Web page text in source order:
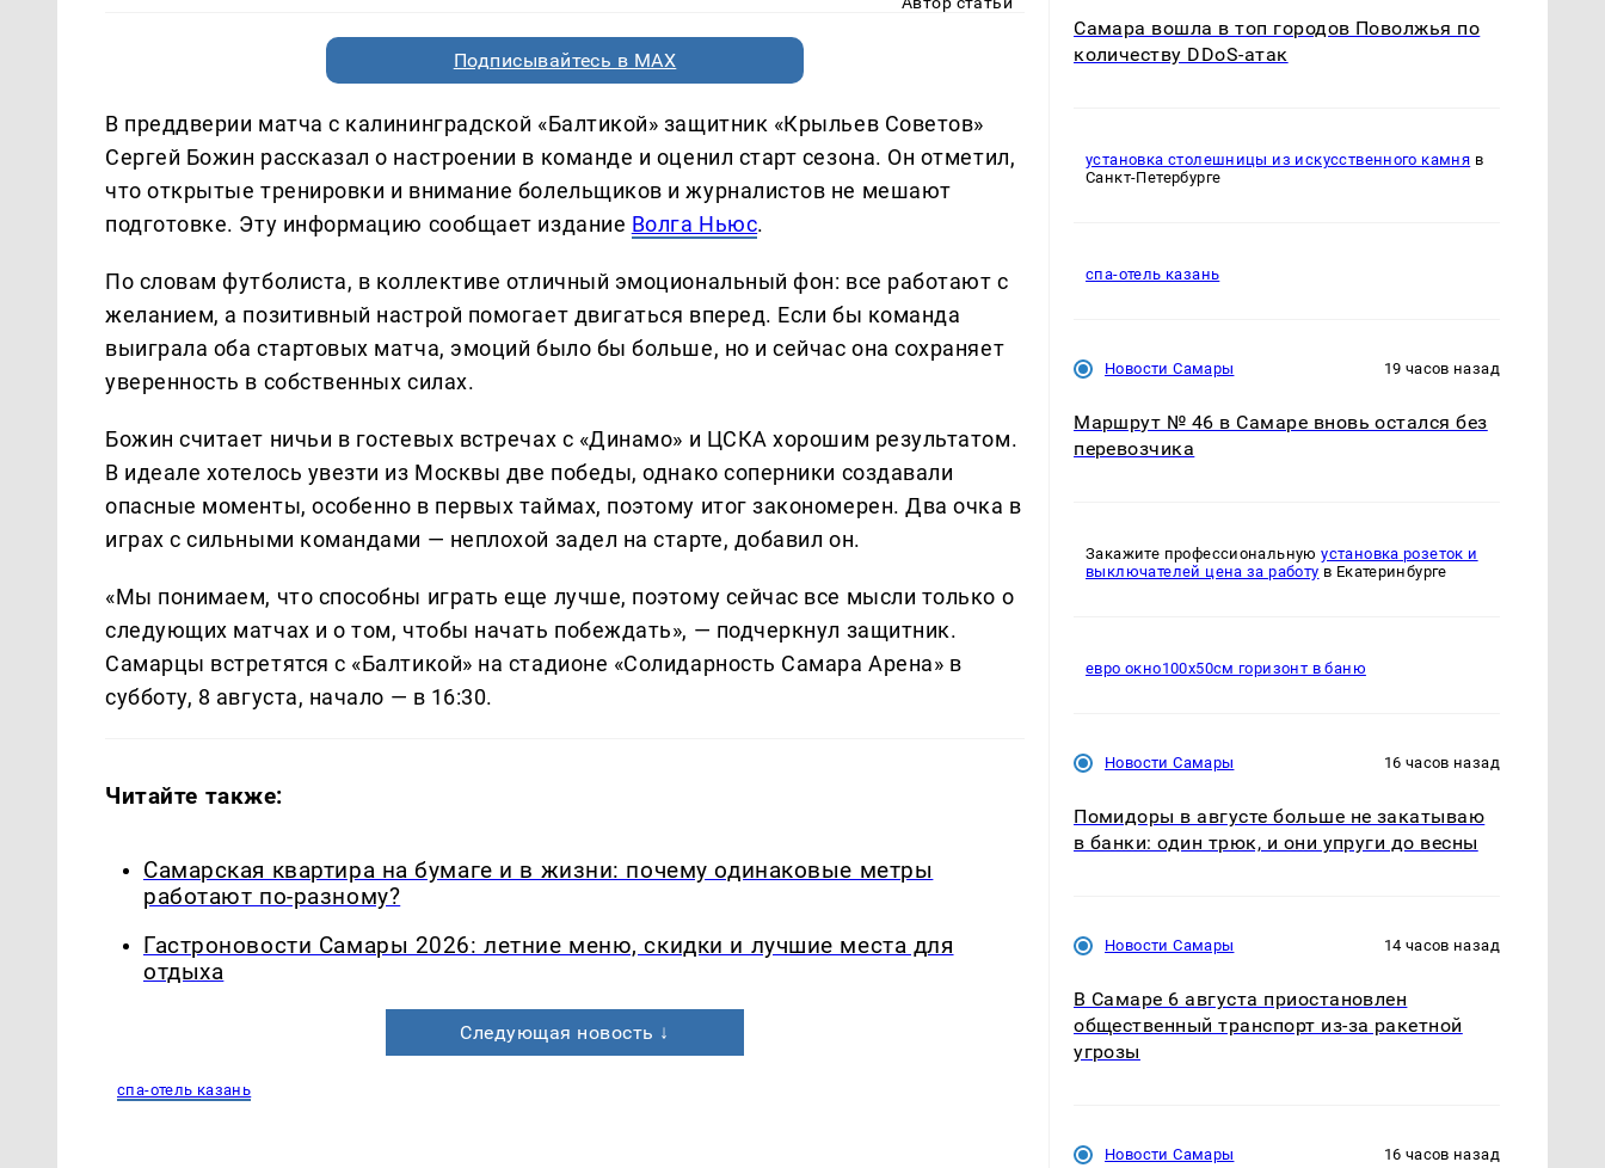
Подписывайтесь в MAX
В преддверии матча с калининградской «Балтикой» защитник «Крыльев Советов»
Сергей Божин рассказал о настроении в команде и оценил старт сезона. Он отметил,
что открытые тренировки и внимание болельщиков и журналистов не мешают
подготовке. Эту информацию сообщает издание Волга Ньюс.
По словам футболиста, в коллективе отличный эмоциональный фон: все работают с
желанием, а позитивный настрой помогает двигаться вперед. Если бы команда
выиграла оба стартовых матча, эмоций было бы больше, но и сейчас она сохраняет
уверенность в собственных силах.
Божин считает ничьи в гостевых встречах с «Динамо» и ЦСКА хорошим результатом.
В идеале хотелось увезти из Москвы две победы, однако соперники создавали
опасные моменты, особенно в первых таймах, поэтому итог закономерен. Два очка в
играх с сильными командами — неплохой задел на старте, добавил он.
«Мы понимаем, что способны играть еще лучше, поэтому сейчас все мысли только о
следующих матчах и о том, чтобы начать побеждать», — подчеркнул защитник.
Самарцы встретятся с «Балтикой» на стадионе «Солидарность Самара Арена» в
субботу, 8 августа, начало — в 16:30.
Читайте также:
Самарская квартира на бумаге и в жизни: почему одинаковые метры
работают по-разному?
Гастроновости Самары 2026: летние меню, скидки и лучшие места для
отдыха
Следующая новость ↓
спа-отель казань
Самара вошла в топ городов Поволжья по
количеству DDoS-атак
установка столешницы из искусственного камня в
Санкт-Петербурге
спа-отель казань
Новости Самары 19 часов назад
Маршрут № 46 в Самаре вновь остался без
перевозчика
Закажите профессиональнуюустановка розеток и
выключателей цена за работу в Екатеринбурге
евро окно100х50см горизонт в баню
Новости Самары 16 часов назад
Помидоры в августе больше не закатываю
в банки: один трюк, и они упруги до весны
Новости Самары 14 часов назад
В Самаре 6 августа приостановлен
общественный транспорт из-за ракетной
угрозы
Новости Самары 16 часов назад